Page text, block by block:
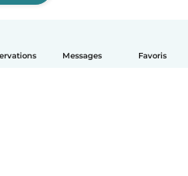
Messages Favoris